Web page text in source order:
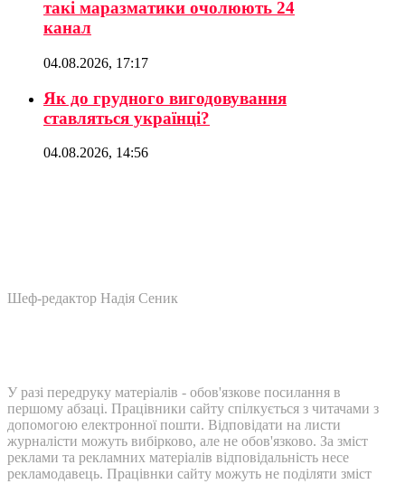
такі маразматики очолюють 24
канал
04.08.2026, 17:17
Як до грудного вигодовування
ставляться українці?
04.08.2026, 14:56
Шеф-редактор Надія Сеник
У разі передруку матеріалів - обов'язкове посилання в
першому абзаці. Працівники сайту спілкується з читачами з
допомогою електронної пошти. Відповідати на листи
журналісти можуть вибірково, але не обов'язково. За зміст
реклами та рекламних матеріалів відповідальність несе
рекламодавець. Працівнки сайту можуть не поділяти зміст